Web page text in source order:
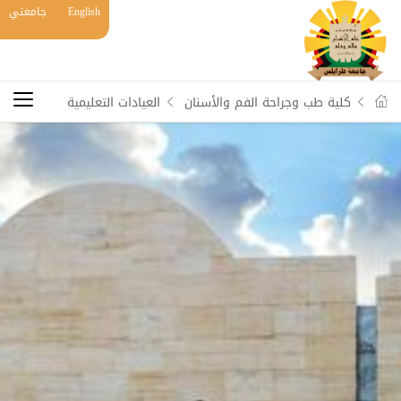
English جامعتي
كلية طب وجراحة الفم والأسنان العيادات التعليمية